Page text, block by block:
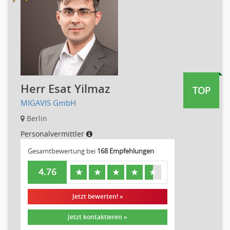
Unterricht: Sekundarstufe
Fotografie, Video
Grafik- und Kommunikationsdesign
Medien-, Screen-, Webdesign
Produktdesign, Industriedesign
Theater, Schauspiel, Musik, Tanz
Beschaffungslogistik
Disposition
Einkauf
Logistik
Entsorgungslogistik
Fuhrparkmanagement
Lagerlogistik
Einkauf, Materialwirtschaft & Logistik Leitung, Teamleitung
TOP
Herr Esat Yilmaz
MIGAVIS GmbH
Berlin
Personalvermittler
Gesamtbewertung bei 168 Empfehlungen
4.76 ★ ★ ★ ★ ★
Jetzt bewerten! »
Jetzt kontaktieren »